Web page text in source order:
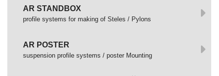
AR STANDBOX
profile systems for making of Steles / Pylons
AR POSTER
suspension profile systems / poster Mounting